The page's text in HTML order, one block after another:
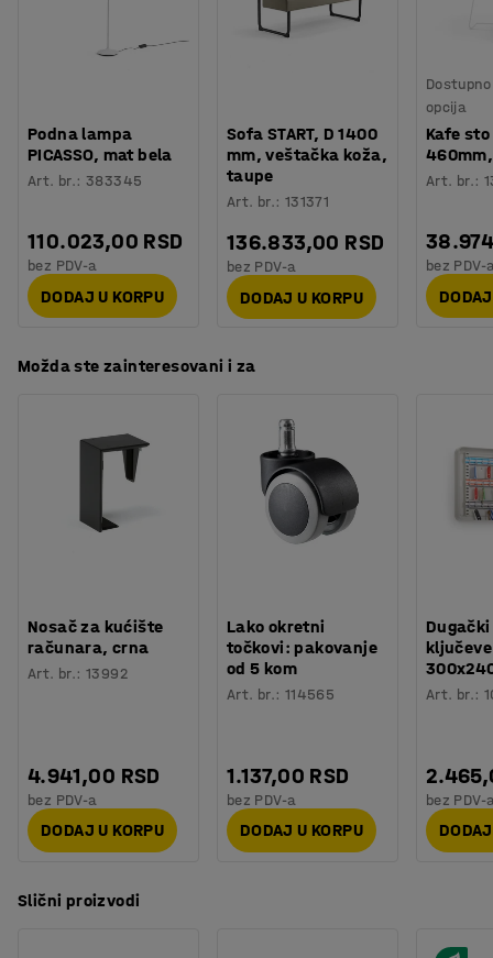
100 % PU (prednja strana) / 100 % pamuk (zadnja
Kod boje stalka:
RAL 9010
Materijal stalka
Orijentaciono vreme potrebno za montažu: 15
Težina: 17,01 kg
Montaža: Potrebno je sklapanje
Podna lampa
PICASSO, mat bela
Art. br.:383345
110.023,00 RSD
bez PDV-a
DODAJ U KORPU
Sofa START, D 1400
mm, veštačka koža,
taupe
Art. br.: 131371
136.833,00 RSD
bez PDV-a
DODAJ U KORPU
opcija
Kafe sto
Art. br.:
bez PDV-
Možda ste zainteresovani i za
Nosač za kućište
računara, crna
Art. br.:13992
4.941,00 RSD
bez PDV-a
DODAJ U KORPU
Lako okretni
točkovi: pakovanje
od 5 kom
Art. br.: 114565
1.137,00 RSD
bez PDV-a
DODAJ U KORPU
Art. br.:
bez PDV-
Slični proizvodi